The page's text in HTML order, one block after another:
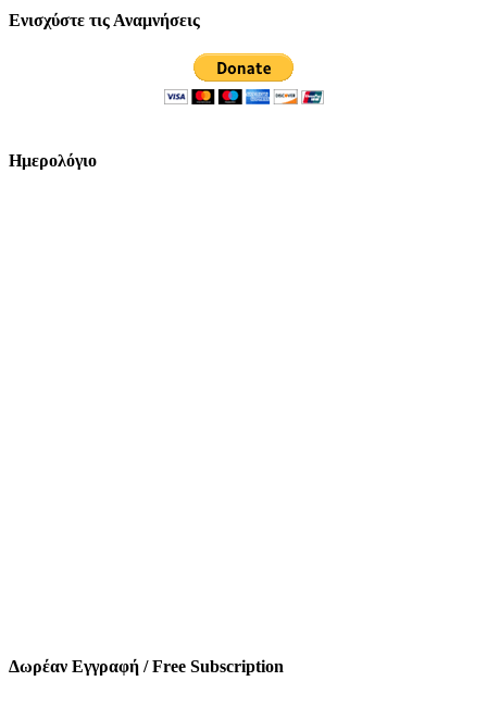
Ενισχύστε τις Αναμνήσεις
Ημερολόγιο
Δωρέαν Εγγραφή / Free Subscription